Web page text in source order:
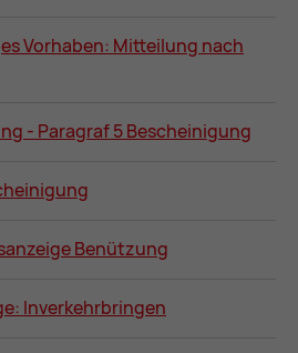
Vorhaben: Mitteilung nach
- Paragraf 5 Bescheinigung
Benützung
Inverkehrbringen